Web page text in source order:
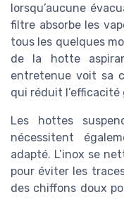
lorsqu’aucune
filtre absorbe les
tous les quelques
de la hotte
entretenue voit sa
qui réduit l’efficacité
Les hottes
nécessitent
adapté. L’inox se
pour éviter les
des chiffons doux